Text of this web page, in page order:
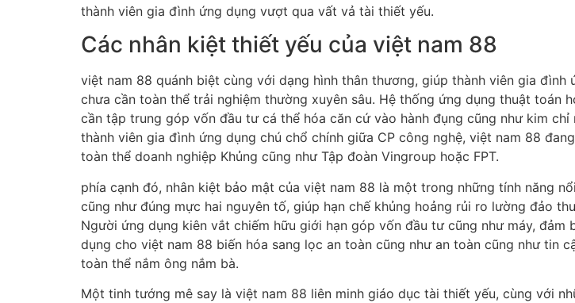
thành viên gia đình ứng dụng vượt qua vất vả tài thiết yếu.
Các nhân kiệt thiết yếu của việt nam 88
việt nam 88 quánh biệt cùng với dạng hình thân thương, giúp thành viên gia
chưa cần toàn thể trải nghiệm thường xuyên sâu. Hệ thống ứng dụng thuật toán
cần tập trung góp vốn đầu tư cá thể hóa căn cứ vào hành đụng cũng như kim
thành viên gia đình ứng dụng chú chổ chính giữa CP công nghệ, việt nam 88
toàn thể doanh nghiệp Khủng cũng như Tập đoàn Vingroup hoặc FPT.
phía cạnh đó, nhân kiệt bảo mật của việt nam 88 là một trong những tính năng
cũng như đúng mực hai nguyên tố, giúp hạn chế khủng hoảng rủi ro lường đảo
Người ứng dụng kiên vắt chiếm hữu giới hạn góp vốn đầu tư cũng như máy,
dụng cho việt nam 88 biến hóa sang lọc an toàn cũng như an toàn cũng như tin
toàn thể nắm ông nắm bà.
Một tinh tướng mê say là việt nam 88 liên minh giáo dục tài thiết yếu, cùng với